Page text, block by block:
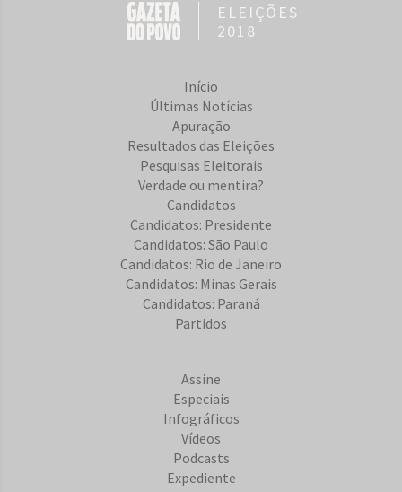
ELEIÇÕES
2018
Início
Últimas Notícias
Apuração
Resultados das Eleições
Pesquisas Eleitorais
Verdade ou mentira?
Candidatos
Candidatos: Presidente
Candidatos: São Paulo
Candidatos: Rio de Janeiro
Candidatos: Minas Gerais
Candidatos: Paraná
Partidos
Assine
Especiais
Infográficos
Vídeos
Podcasts
Expediente